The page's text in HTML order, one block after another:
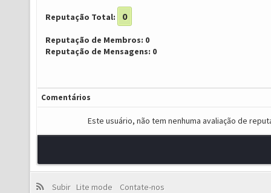
Reputação Total: 0
Reputação de Membros: 0
Reputação de Mensagens: 0
Comentários
Este usuário, não tem nenhuma avaliação de
Subir Lite mode
Contate-nos